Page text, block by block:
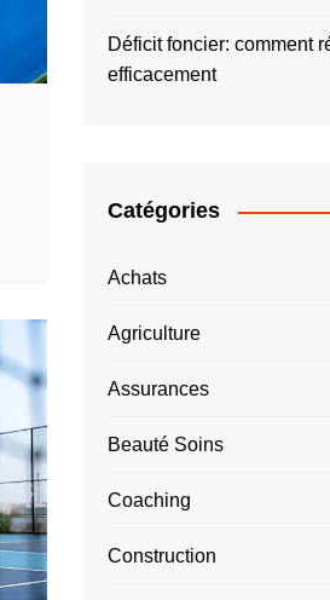
Déficit foncier: comment
efficacement
Catégories
Achats
Agriculture
Assurances
Beauté Soins
Coaching
Construction